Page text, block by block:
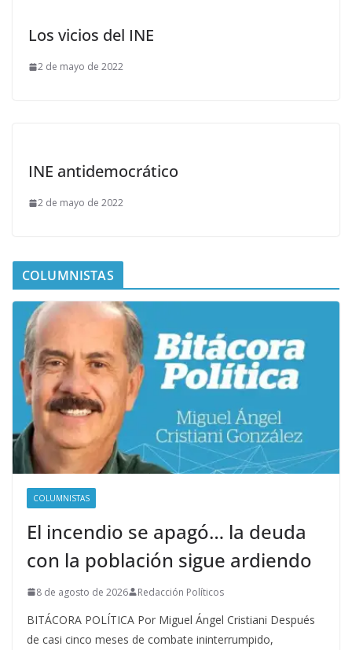
Los vicios del INE
2 de mayo de 2022
INE antidemocrático
2 de mayo de 2022
COLUMNISTAS
COLUMNISTAS
El incendio se apagó… la deuda
con la población sigue ardiendo
8 de agosto de 2026 Redacción Políticos
BITÁCORA POLÍTICA Por Miguel Ángel Cristiani Después
de casi cinco meses de combate ininterrumpido,